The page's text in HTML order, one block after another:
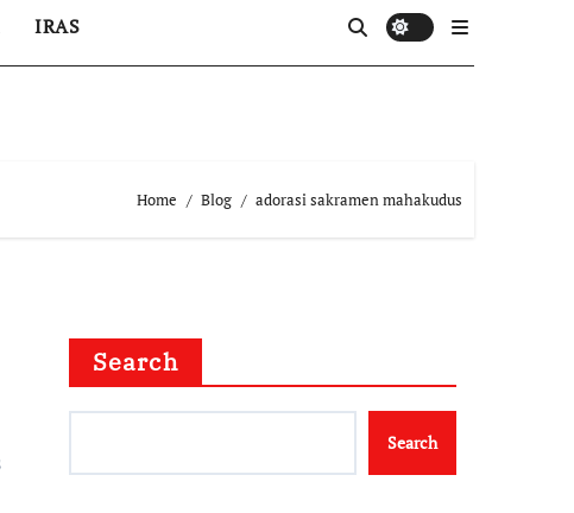
IRAS
Home Blog adorasi sakramen mahakudus
Search
Search